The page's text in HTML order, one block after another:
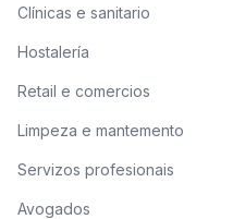
Clínicas e sanitario
Hostalería
Retail e comercios
Limpeza e mantemento
Servizos profesionais
Avogados